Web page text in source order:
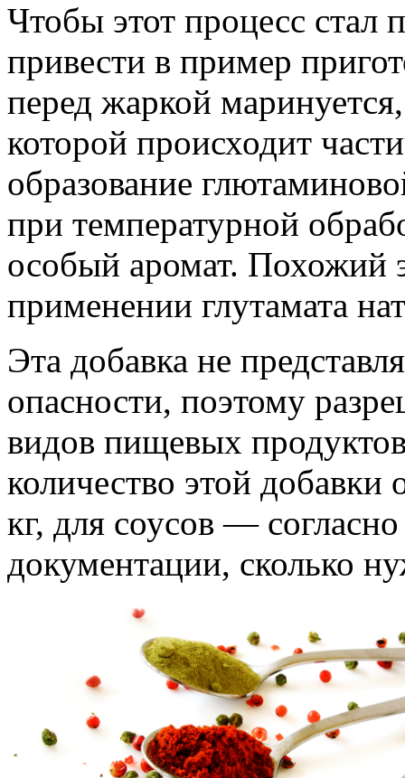
Чтобы этот процесс стал
привести в пример
перед жаркой
которой происходит
образование
при температурной
особый аромат. Похожий
применении глутамата
Эта добавка не
опасности, поэтому
видов пищевых
количество этой
кг, для соусов —
документации, сколько